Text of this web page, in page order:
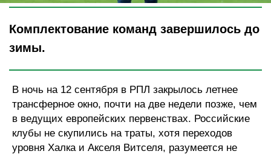
Комплектование команд завершилось до
зимы.
В ночь на 12 сентября в РПЛ закрылось летнее
трансферное окно, почти на две недели позже, чем
в ведущих европейских первенствах. Российские
клубы не скупились на траты, хотя переходов
уровня Халка и Акселя Витселя, разумеется не